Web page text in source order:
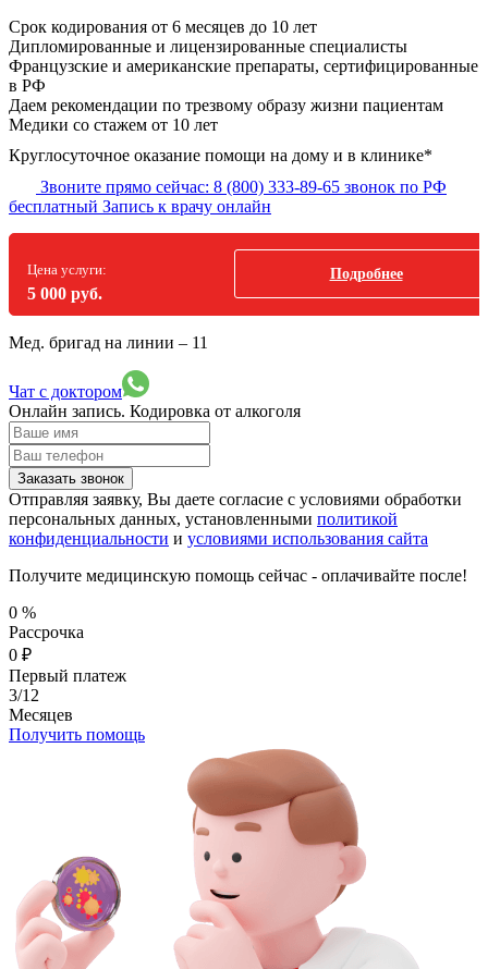
Срок кодирования от 6 месяцев до 10 лет
Дипломированные и лицензированные специалисты
Французские и американские препараты, сертифицированные
в РФ
Даем рекомендации по трезвому образу жизни пациентам
Медики со стажем от 10 лет
Круглосуточное оказание помощи на дому и в клинике*
Звоните прямо сейчас: 8 (800) 333-89-65 звонок по РФ
бесплатный Запись к врачу онлайн
Цена услуги:
5 000 руб.
Подробнее
Мед. бригад на линии – 11
Чат с доктором
Онлайн запись. Кодировка от алкоголя
Заказать звонок
Отправляя заявку, Вы даете согласие с условиями обработки
персональных данных, установленными политикой
конфиденциальности и условиями использования сайта
Получите медицинскую помощь сейчас - оплачивайте после!
0 %
Рассрочка
0 ₽
Первый платеж
3/12
Месяцев
Получить помощь